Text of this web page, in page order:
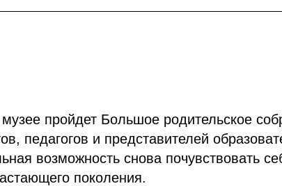
пройдет Большое родительское
педагогов и представителей
возможность снова почувствовать
поколения.